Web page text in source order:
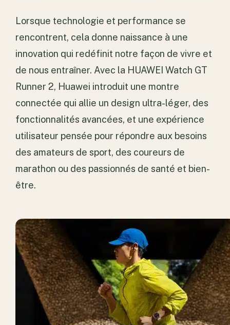
Lorsque technologie et performance se
rencontrent, cela donne naissance à une
innovation qui redéfinit notre façon de vivre et
de nous entraîner. Avec la HUAWEI Watch GT
Runner 2, Huawei introduit une montre
connectée qui allie un design ultra-léger, des
fonctionnalités avancées, et une expérience
utilisateur pensée pour répondre aux besoins
des amateurs de sport, des coureurs de
marathon ou des passionnés de santé et bien-
être.